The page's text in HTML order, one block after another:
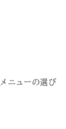
ニューの選び